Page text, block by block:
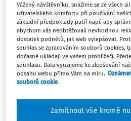
Tento
Zaregistrujte se a
obsahu na 14
Díky registraci
Vážený návštěvníku, snažíme se ze všech
uživatelského komfortu při používání
základní předpoklady patří např. aby
abychom vás neobtěžovali nevhodnou
dostatek podnětů, jak web vylepšovat.
souhlas se zpracováním souborů cookies,
dočasně ukládají ve vašem prohlížeči.
souhlasu. Data využijeme ke zlepšování
obsahu webu přímo Vám na míru.
souborů cookie
Zamítnout vše kromě